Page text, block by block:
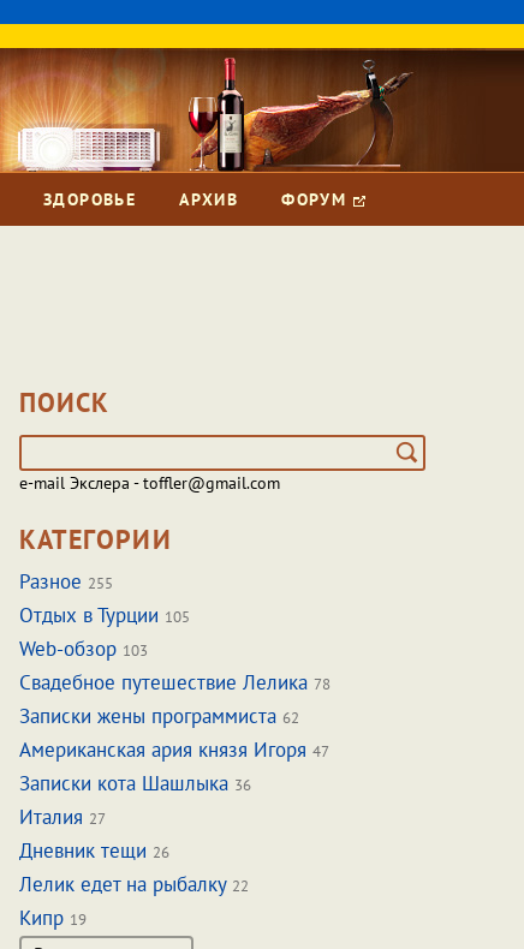
ЗДОРОВЬЕ АРХИВ ФОРУМ
ПОИСК
e-mail Экслера - toffler@gmail.com
КАТЕГОРИИ
Разное 255
Отдых в Турции 105
Web-обзор 103
Свадебное путешествие Лелика 78
Записки жены программиста 62
Американская ария князя Игоря 47
Записки кота Шашлыка 36
Италия 27
Дневник тещи 26
Лелик едет на рыбалку 22
Кипр 19